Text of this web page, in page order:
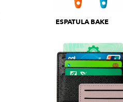
ESPATULA BAKE